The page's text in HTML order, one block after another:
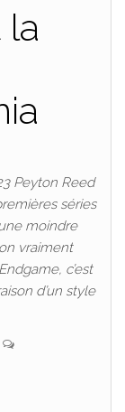
Peyton Reed
séries
moindre
vraiment
c’est
d’un style